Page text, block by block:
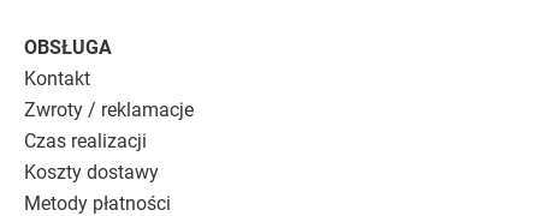
OBSŁUGA
Kontakt
Zwroty / reklamacje
Czas realizacji
Koszty dostawy
Metody płatności